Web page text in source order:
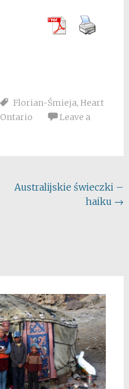
Florian-Śmieja, Heart
Ontario
Leave a
Australijskie świeczki –
haiku →